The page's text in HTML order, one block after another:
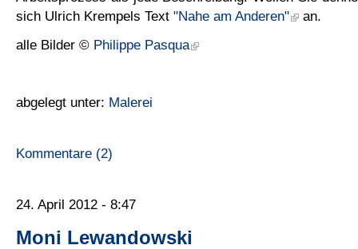
sich Ulrich Krempels Text "Nahe am Anderen"
an.
alle Bilder © Philippe Pasqua
abgelegt unter: Malerei
Kommentare (2)
24. April 2012 - 8:47
Moni Lewandowski